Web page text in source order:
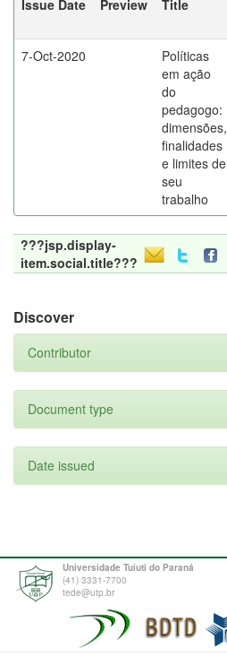
Issue Date Preview Title
7-Oct-2020
Políticas
em ação
do
pedagogo:
dimensões,
finalidades
e limites de
seu
trabalho
???jsp.display-
item.social.title???
Discover
Contributor
Document type
Date issued
Universidade Tuiuti do Paraná
(41) 3331-7700
tede@utp.br